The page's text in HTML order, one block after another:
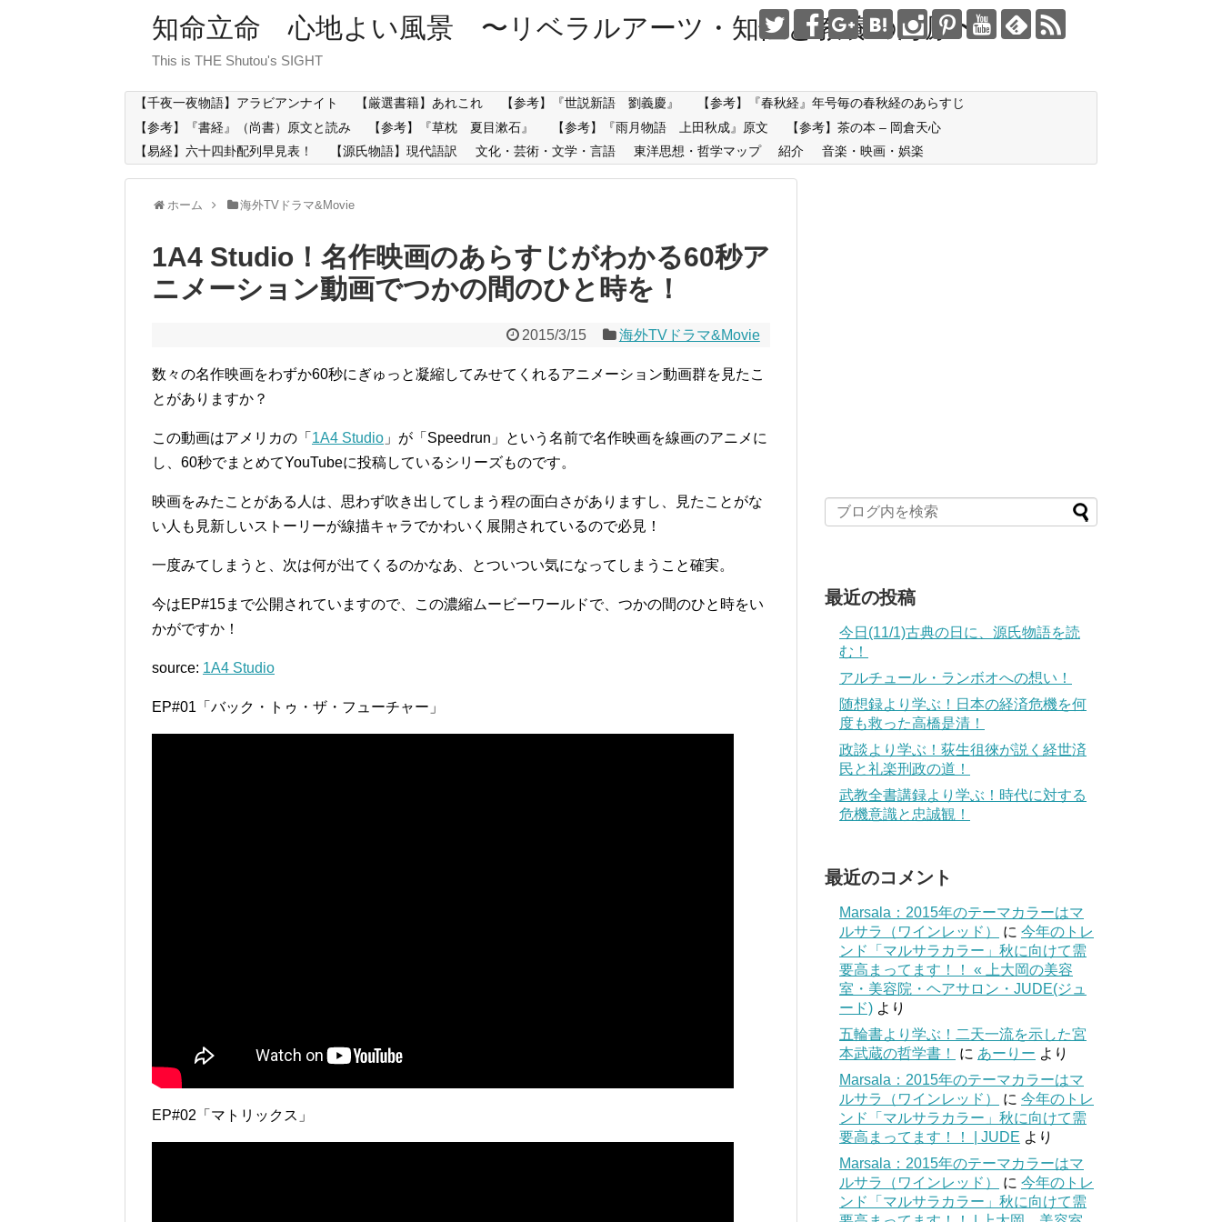
知命立命 心地よい風景 〜リベラルアーツ・知性と教養の海原〜
This is THE Shutou's SIGHT
【千夜一夜物語】アラビアンナイト 【厳選書籍】あれこれ 【参考】『世説新語 劉義慶』
【参考】『春秋経』年号毎の春秋経のあらすじ
【参考】『書経』（尚書）原文と読み
【参考】『草枕 夏目漱石』 【参考】『雨月物語 上田秋成』原文
【参考】茶の本 – 岡倉天心
【易経】六十四卦配列早見表！
【源氏物語】現代語訳 文化・芸術・文学・言語 東洋思想・哲学マップ 紹介 音楽・映画・娯楽
ホーム 海外TVドラマ&Movie
1A4 Studio！名作映画のあらすじがわかる60秒ア
ニメーション動画でつかの間のひと時を！
2015/3/15 海外TVドラマ&Movie
数々の名作映画をわずか60秒にぎゅっと凝縮してみせてくれるアニメーション動画群を見たこ
とがありますか？
この動画はアメリカの「 1A4 Studio 」が「Speedrun」という名前で名作映画を線画のアニメに
し、60秒でまとめてYouTubeに投稿しているシリーズものです。
映画をみたことがある人は、思わず吹き出してしまう程の面白さがありますし、見たことがな
い人も見新しいストーリーが線描キャラでかわいく展開されているので必見！
一度みてしまうと、次は何が出てくるのかなあ、とついつい気になってしまうこと確実。
今はEP#15まで公開されていますので、この濃縮ムービーワールドで、つかの間のひと時をい
かがですか！
source: 1A4 Studio
EP#01「バック・トゥ・ザ・フューチャー」
EP#02「マトリックス」
最近の投稿
今日(11/1)古典の日に、源氏物語を読
む！
アルチュール・ランボオへの想い！
随想録より学ぶ！日本の経済危機を何
度も救った高橋是清！
政談より学ぶ！荻生徂徠が説く経世済
民と礼楽刑政の道！
武教全書講録より学ぶ！時代に対する
危機意識と忠誠観！
最近のコメント
Marsala：2015年のテーマカラーはマ
ルサラ（ワインレッド）
に 今年のトレ
ンド「マルサラカラー」秋に向けて需
要高まってます！！ « 上大岡の美容
室・美容院・ヘアサロン・JUDE(ジュ
ード) より
五輪書より学ぶ！二天一流を示した宮
本武蔵の哲学書！
に あーりー より
Marsala：2015年のテーマカラーはマ
ルサラ（ワインレッド）
に 今年のトレ
ンド「マルサラカラー」秋に向けて需
要高まってます！！ | JUDE より
Marsala：2015年のテーマカラーはマ
ルサラ（ワインレッド）
に 今年のトレ
ンド「マルサラカラー」秋に向けて需